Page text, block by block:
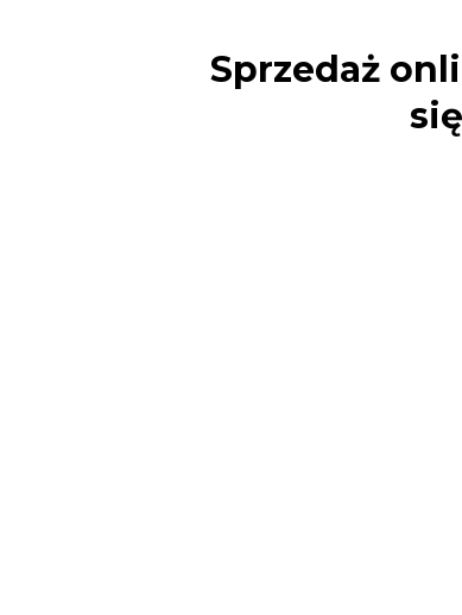
Sprzedaż